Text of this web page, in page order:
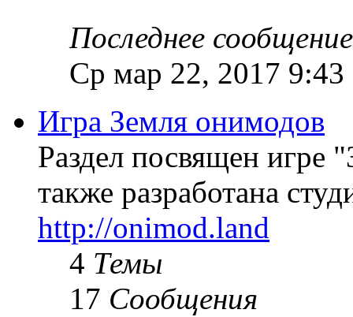
Последнее сообщение
Ср мар 22, 2017 9:43
Игра Земля онимодов
Раздел посвящен игре
также разработана
http://onimod.land
4 Темы
17 Сообщения